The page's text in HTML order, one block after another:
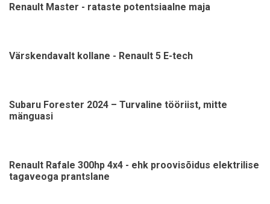
Renault Master - rataste potentsiaalne maja
Värskendavalt kollane - Renault 5 E-tech
Subaru Forester 2024 – Turvaline tööriist, mitte
mänguasi
Renault Rafale 300hp 4x4 - ehk proovisõidus elektrilise
tagaveoga prantslane